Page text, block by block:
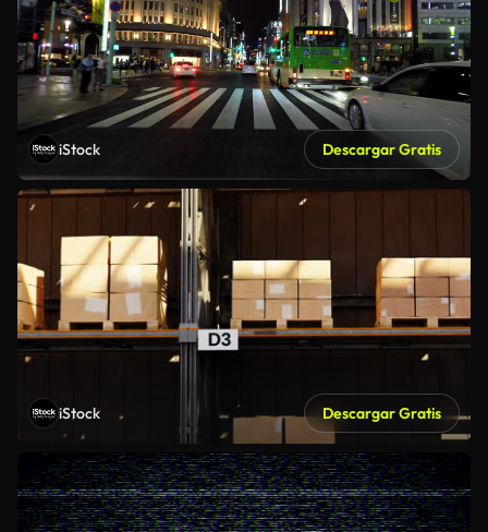
iStock Descargar Gratis
iStock Descargar Gratis